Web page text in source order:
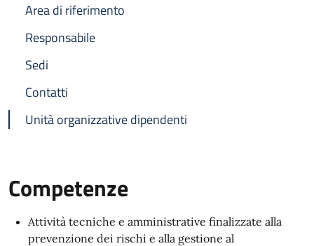
Area di riferimento
Responsabile
Sedi
Contatti
Unità organizzative dipendenti
Competenze
Attività tecniche e amministrative finalizzate alla
prevenzione dei rischi e alla gestione al